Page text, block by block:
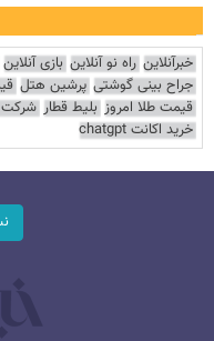
خبرآنلاین راه نو آنلاین بازی آنلاین
جراح بینی گوشتی پرشین هتل
قیمت طلا امروز بلیط قطار شرکت
خرید اکانت chatgpt